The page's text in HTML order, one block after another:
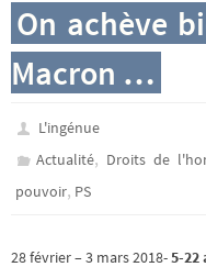
On achève
Macron …
L'ingénue
Actualité, Droits de
pouvoir, PS
28 février – 3 mars 2018-5-22